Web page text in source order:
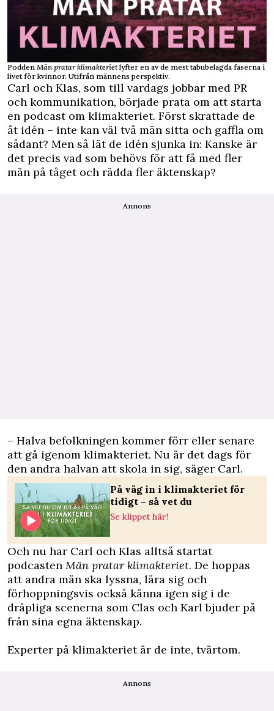
Podden Män pratar klimakterietlyfter en av de mest tabubelagda faserna i
livet för kvinnor. Utifrån männens perspektiv.
Carl och Klas, som till vardags jobbar med PR
och kommunikation, började prata om att starta
en podcast om klimakteriet. Först skrattade de
åt idén – inte kan väl två män sitta och gaffla om
sådant? Men så lät de idén sjunka in: Kanske är
det precis vad som behövs för att få med fler
män på tåget och rädda fler äktenskap?
Annons
– Halva befolkningen kommer förr eller senare
att gå igenom klimakteriet. Nu är det dags för
den andra halvan att skola in sig, säger Carl.
På väg in i klimakteriet för
tidigt – så vet du
Se klippet här!
Och nu har Carl och Klas alltså startat
podcasten Män pratar klimakteriet. De hoppas
att andra män ska lyssna, lära sig och
förhoppningsvis också känna igen sig i de
dråpliga scenerna som Clas och Karl bjuder på
från sina egna äktenskap.
Experter på klimakteriet är de inte, tvärtom.
Annons